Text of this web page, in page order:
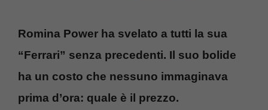
Romina Power ha svelato a tutti la sua
“Ferrari” senza precedenti. Il suo bolide
ha un costo che nessuno immaginava
prima d’ora: quale è il prezzo.